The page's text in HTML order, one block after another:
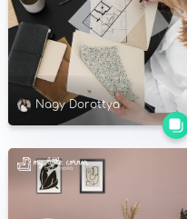
Nagy Dorottya